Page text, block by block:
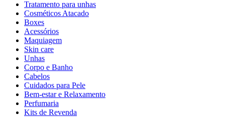
Tratamento para unhas
Cosméticos Atacado
Boxes
Acessórios
Maquiagem
Skin care
Unhas
Corpo e Banho
Cabelos
Cuidados para Pele
Bem-estar e Relaxamento
Perfumaria
Kits de Revenda